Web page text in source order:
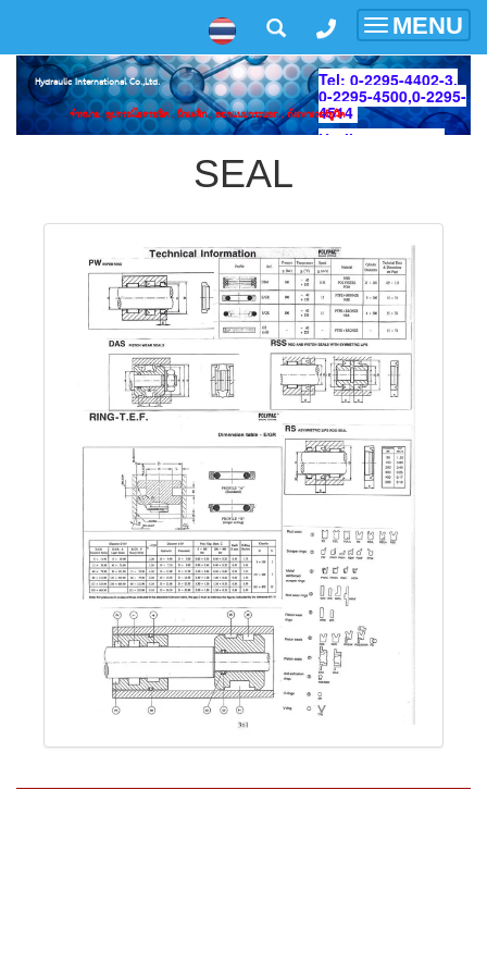
Toggle
MENU
Tel: 0-2295-4402-3,
0-2295-4500,0-2295-
4514
Hotline: 089-925-
Hydraulic International Co.,Ltd.
จำหน่าย: อุปกรณ์ไฮดรอลิค , นิวเมติก , ออกแบบกระบอก , ถังเพาเวอร์ยูนิต
SEAL